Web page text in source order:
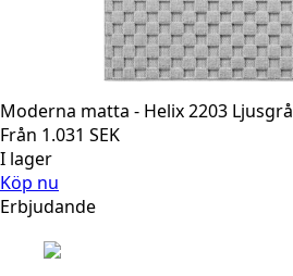
Moderna matta - Helix 2203 Ljusgrå
Från 1.031 SEK
I lager
Köp nu
Erbjudande